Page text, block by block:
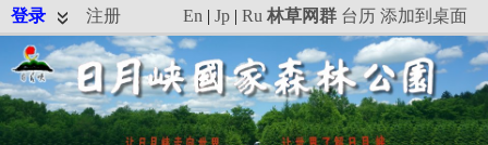
登录 注册 En | Jp | Ru 林草网群 台历 添加到桌面